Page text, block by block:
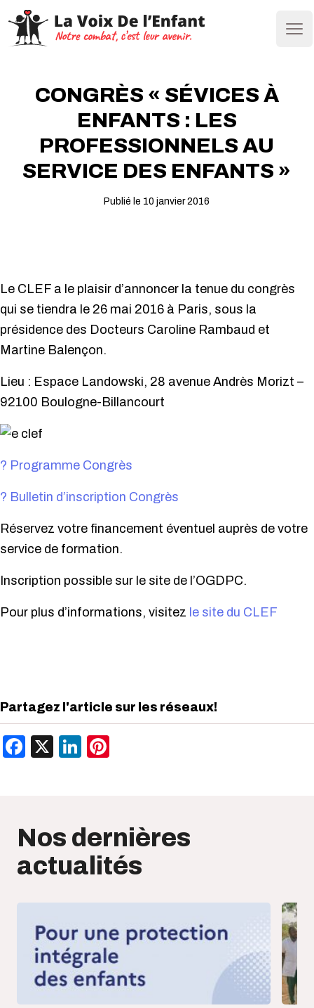
CONGRÈS « SÉVICES À
ENFANTS : LES
PROFESSIONNELS AU
SERVICE DES ENFANTS »
Publié le 10 janvier 2016
Le CLEF a le plaisir d’annoncer la tenue du congrès
qui se tiendra le 26 mai 2016 à Paris, sous la
présidence des Docteurs Caroline Rambaud et
Martine Balençon.
Lieu : Espace Landowski, 28 avenue Andrès Morizt –
92100 Boulogne-Billancourt
? Programme Congrès
? Bulletin d’inscription Congrès
Réservez votre financement éventuel auprès de votre
service de formation.
Inscription possible sur le site de l’OGDPC.
Pour plus d’informations, visitez le site du CLEF
Partagez l'article sur les réseaux!
Facebook
X LinkedIn
Nos dernières
actualités